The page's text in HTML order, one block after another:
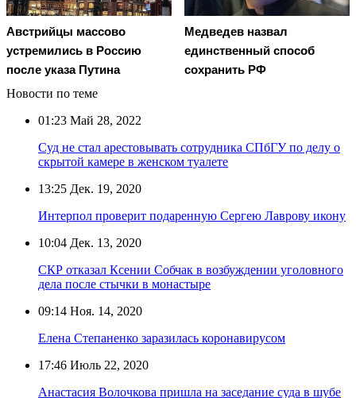
Австрийцы массово
устремились в Россию
после указа Путина
Медведев назвал
единственный способ
сохранить РФ
Новости по теме
01:23 Май 28, 2022
Суд не стал арестовывать сотрудника СПбГУ по делу о
скрытой камере в женском туалете
13:25 Дек. 19, 2020
Интерпол проверит подаренную Сергею Лаврову икону
10:04 Дек. 13, 2020
СКР отказал Ксении Собчак в возбуждении уголовного
дела после стычки в монастыре
09:14 Ноя. 14, 2020
Елена Степаненко заразилась коронавирусом
17:46 Июль 22, 2020
Анастасия Волочкова пришла на заседание суда в шубе